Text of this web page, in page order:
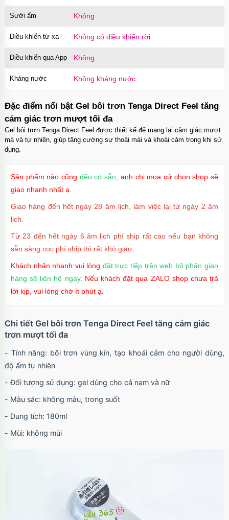
Case trong suốt
suốt tối giản
MãOP16MXtrị giá70.000₫
MãOP16Prtrị giá70.000₫
Ốp lưng iPhone 16 TPU Space trong suốt tối
giản
Mã OP16 trị giá70.000₫
Ốp lưng MagSafe iPhone 17 Air Clear Case
trong suốt
Ốp lưng iPhone 17 Air TPU Space trong suốt
tối giản
OP17AIR
Ốp lưng iPhone 17 Pro Clear Case Magnetic
trong suốt
MãOPC17PRtrị giá
Ốp lưng MagSafe iPhone 17 Clear Case trong
trị giá 70.000₫
Sưởi ấm Không
Điều khiển từ xa Không có điều khiển rời
Điều khiển qua App Không
Kháng nước Không kháng nước
Đặc điểm nổi bật Gel bôi trơn Tenga Direct Feel tăng
cảm giác trơn mượt tối đa
Gel bôi trơn Tenga Direct Feel được thiết kế để mang lại cảm giác mượt
mà và tự nhiên, giúp tăng cường sự thoải mái và khoái cảm trong khi sử
dụng.
Sản phẩm nào cũng đều có sẵn , anh chị mua cứ chọn shop sẽ
giao nhanh nhất ạ.
Giao hàng đến hết ngày 28 âm lịch, làm việc lại từ ngày 2 âm
lịch.
Từ 23 đến hết ngày 6 âm lịch phí ship rất cao nếu bạn không
sẵn sàng cọc phí ship thì rất khó giao.
Khách nhận nhanh vui lòng đặt trực tiếp trên web bộ phận giao
hàng sẽ liên hệ ngay. Nếu khách đặt qua ZALO shop chưa trả
lời kịp, vui lòng chờ ít phút ạ.
Chi tiết Gel bôi trơn Tenga Direct Feel tăng cảm giác
trơn mượt tối đa
- Tính năng: bôi trơn vùng kín, tạo khoái cảm cho người dùng,
độ ẩm tự nhiên
- Đối tượng sử dụng: gel dùng cho cả nam và nữ
- Màu sắc: không màu, trong suốt
- Dung tích: 180ml
- Mùi: không mùi